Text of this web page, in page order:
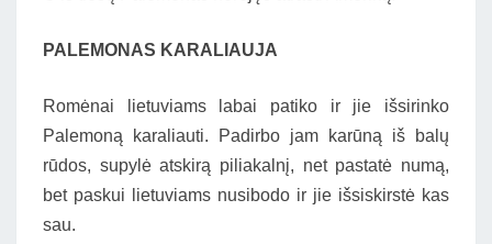
PALEMONAS KARALIAUJA
Romėnai lietuviams labai patiko ir jie išsirinko
Palemoną karaliauti. Padirbo jam karūną iš balų
rūdos, supylė atskirą piliakalnį, net pastatė numą,
bet paskui lietuviams nusibodo ir jie išsiskirstė kas
sau.